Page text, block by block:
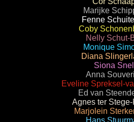
Marijke
Fenne
Coby
Nelly Schut-
Monique
Diana
Siona Snel
Anna
Eveline Spreksel-
Ed van
Agnes ter
Marjolein
Hans